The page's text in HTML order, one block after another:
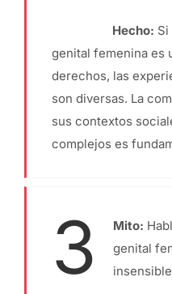
Hecho:
genital femenina es
derechos, las
son diversas. La
sus contextos
complejos es
3 Mito:
genital